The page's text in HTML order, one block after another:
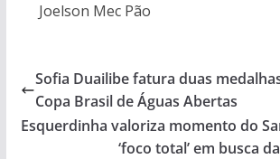
Joelson Mec Pão
Sofia Duailibe fatura duas
Copa Brasil de Águas Abertas
Esquerdinha valoriza momento do
‘foco total’ em busca